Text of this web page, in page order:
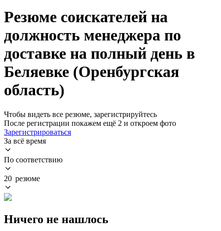
Резюме соискателей на
должность менеджера по
доставке на полный день в
Беляевке (Оренбургская
область)
Чтобы видеть все резюме, зарегистрируйтесь
После регистрации покажем ещё 2 и откроем фото
Зарегистрироваться
За всё время
По соответствию
20 резюме
Ничего не нашлось